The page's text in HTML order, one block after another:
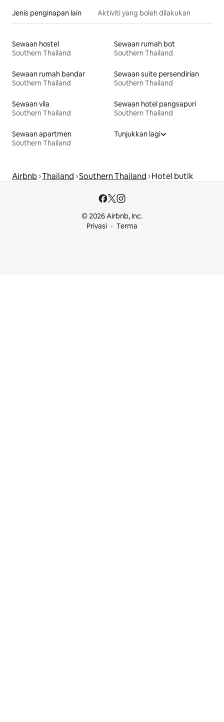
Jenis penginapan lain Aktiviti yang boleh dilakukan
Sewaan hostel
Southern Thailand
Sewaan rumah bot
Southern Thailand
Sewaan rumah bandar
Southern Thailand
Sewaan suite persendirian
Southern Thailand
Sewaan vila
Southern Thailand
Sewaan hotel pangsapuri
Southern Thailand
Sewaan apartmen
Southern Thailand
Tunjukkan lagi
Airbnb Thailand Southern Thailand Hotel butik
© 2026 Airbnb, Inc.
Privasi
Terma